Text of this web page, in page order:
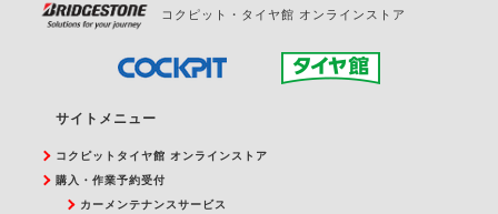
コクピット・タイヤ館 オンラインストア
サイトメニュー
コクピットタイヤ館 オンラインストア
購入・作業予約受付
カーメンテナンスサービス